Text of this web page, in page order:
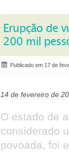
Erupção de
200 mil
Publicado em 17 de
14 de fevereiro de
O estado de
considerado
povoada, foi